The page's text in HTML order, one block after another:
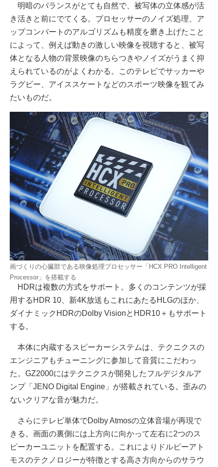
明暗のバランスがとても自然で、被写体の立体感が活
き活きと前にでてくる。プロセッサーのノイズ処理、ア
ップコンバートのアルゴリズムも精度を磨き上げたこと
によって、例えば動きの激しい映像を視聴すると、被写
体となる人物の背景映像のちらつきやノイズがうまく抑
えられているのがよくわかる。このテレビでサッカーや
ラグビー、アイススケートなどのスポーツ映像を観てみ
たいものだ。
画づくりの心臓部である映像処理プロセッサー「HCX PRO Intelligent
Processor」を搭載する
HDRは複数の方式をサポート。多くのコンテンツが採
用するHDR 10、新4K放送もこれにあたるHLGのほか、
ダイナミックHDRのDolby VisionとHDR10＋もサポート
する。
本体に内蔵するスピーカーシステムは、テクニクスの
エンジニアもチューニングに参加して音質にこだわっ
た。GZ2000にはテクニクスが開発したフルデジタルア
ンプ「JENO Digital Engine」が搭載されている。歪みの
ないクリアな音が魅力だ。
さらにテレビ単体でDolby Atmosの立体音場が再現で
きる。画面の裏側には上方向に向かって左右に2つのス
ピーカーユニットを配置する。これによりドルビーアト
モスのテクノロジーが特徴とする高さ方向からのサラウ